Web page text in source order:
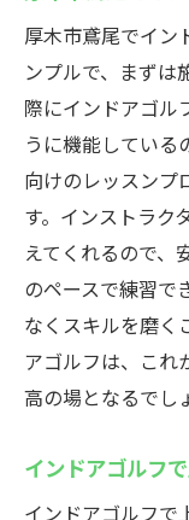
ドアゴルフ
Caddy
天候に
Caddy
Caddyで
天候を
Caddyで
最新技術で
アゴルフ
最新シ
ー
シミュ
厚木市鳶尾でイン
ンプルで、まずは
際にインドアゴル
うに機能している
向けのレッスンプ
す。インストラク
えてくれるので、
のペースで練習で
なくスキルを磨く
アゴルフは、これ
高の場となるでし
インドアゴルフ
インドアゴルフで